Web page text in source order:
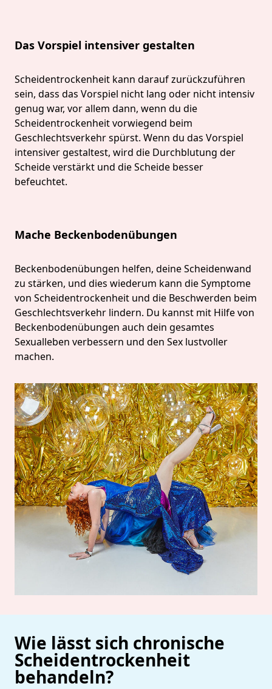
Das Vorspiel intensiver gestalten
Scheidentrockenheit kann darauf zurückzuführen
sein, dass das Vorspiel nicht lang oder nicht intensiv
genug war, vor allem dann, wenn du die
Scheidentrockenheit vorwiegend beim
Geschlechtsverkehr spürst. Wenn du das Vorspiel
intensiver gestaltest, wird die Durchblutung der
Scheide verstärkt und die Scheide besser
befeuchtet.
Mache Beckenbodenübungen
Beckenbodenübungen helfen, deine Scheidenwand
zu stärken, und dies wiederum kann die Symptome
von Scheidentrockenheit und die Beschwerden beim
Geschlechtsverkehr lindern. Du kannst mit Hilfe von
Beckenbodenübungen auch dein gesamtes
Sexualleben verbessern und den Sex lustvoller
machen.
Wie lässt sich chronische
Scheidentrockenheit
behandeln?